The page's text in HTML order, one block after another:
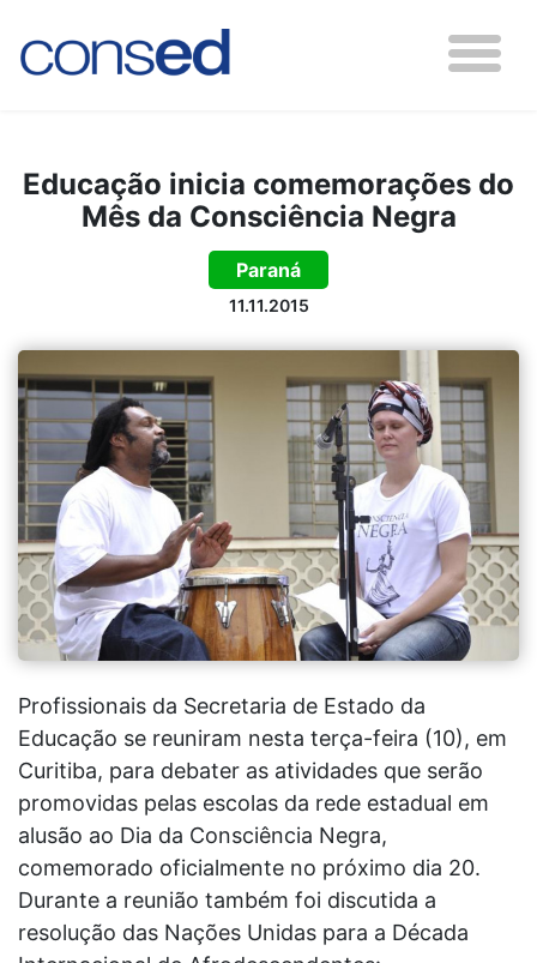
Educação inicia comemorações do
Mês da Consciência Negra
Paraná
11.11.2015
Profissionais da Secretaria de Estado da
Educação se reuniram nesta terça-feira (10), em
Curitiba, para debater as atividades que serão
promovidas pelas escolas da rede estadual em
alusão ao Dia da Consciência Negra,
comemorado oficialmente no próximo dia 20.
Durante a reunião também foi discutida a
resolução das Nações Unidas para a Década